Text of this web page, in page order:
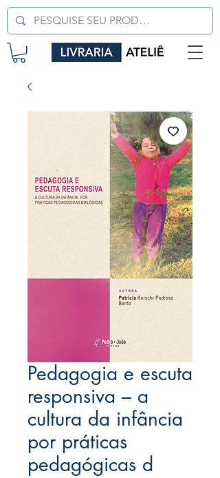
Pedagogia e escuta
responsiva – a
cultura da infância
por práticas
pedagógicas d